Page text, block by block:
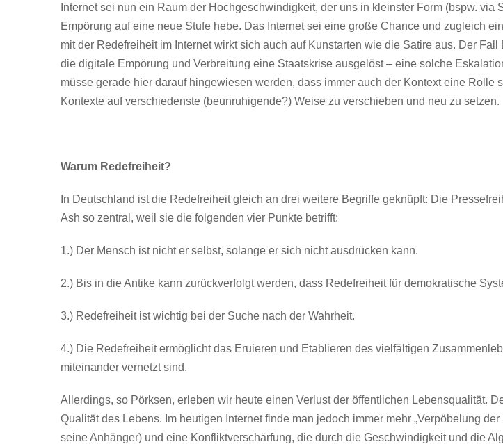
Internet sei nun ein Raum der Hochgeschwindigkeit, der uns in kleinster Form (bspw.
Empörung auf eine neue Stufe hebe. Das Internet sei eine große Chance und zugleich
mit der Redefreiheit im Internet wirkt sich auch auf Kunstarten wie die Satire aus. Der
die digitale Empörung und Verbreitung eine Staatskrise ausgelöst – eine solche
müsse gerade hier darauf hingewiesen werden, dass immer auch der Kontext eine
Kontexte auf verschiedenste (beunruhigende?) Weise zu verschieben und neu zu setzen.
Warum Redefreiheit?
In Deutschland ist die Redefreiheit gleich an drei weitere Begriffe geknüpft: Die
Ash so zentral, weil sie die folgenden vier Punkte betrifft:
1.) Der Mensch ist nicht er selbst, solange er sich nicht ausdrücken kann.
2.) Bis in die Antike kann zurückverfolgt werden, dass Redefreiheit für demokratische
3.) Redefreiheit ist wichtig bei der Suche nach der Wahrheit.
4.) Die Redefreiheit ermöglicht das Eruieren und Etablieren des vielfältigen
miteinander vernetzt sind.
Allerdings, so Pörksen, erleben wir heute einen Verlust der öffentlichen Lebensqualität.
Qualität des Lebens. Im heutigen Internet finde man jedoch immer mehr „Verpöbelung
seine Anhänger) und eine Konfliktverschärfung, die durch die Geschwindigkeit und die